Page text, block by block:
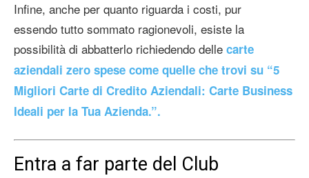
Infine, anche per quanto riguarda i costi, pur
essendo tutto sommato ragionevoli, esiste la
possibilità di abbatterlo richiedendo delle carte
aziendali zero spese come quelle che trovi su “5
Migliori Carte di Credito Aziendali: Carte Business
Ideali per la Tua Azienda.”.
Entra a far parte del Club